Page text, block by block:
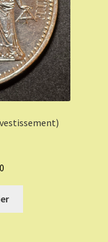
prix
actuel
est :